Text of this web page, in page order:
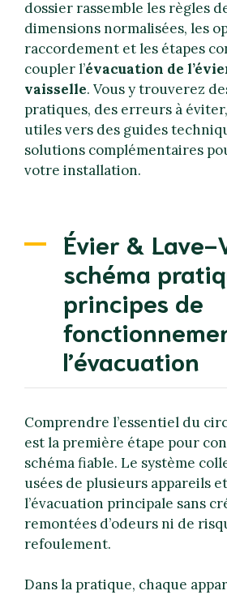
dossier rassemble les règles
dimensions normalisées, les
raccordement et les étapes
coupler l’évacuation de
vaisselle. Vous y trouverez
pratiques, des erreurs à
utiles vers des guides
solutions complémentaires
votre installation.
Évier & Lave-
schéma
principes de
l’évacuation
Comprendre l’essentiel du
est la première étape pour
schéma fiable. Le système
usées de plusieurs appareils
l’évacuation principale sans
remontées d’odeurs ni de
refoulement.
Dans la pratique, chaque